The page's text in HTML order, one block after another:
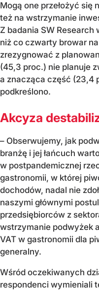
Mogą one przełożyć się
też na wstrzymanie
Z badania SW Research
niż co czwarty browar
zrezygnować z
(45,3 proc.) nie planuje
a znacząca część (23,4
podkreślono.
Akcyza
– Obserwujemy, jak
branżę i jej łańcuch
w postpandemicznej
gastronomii, w której
dochodów, nadal nie
naszymi głównymi
przedsiębiorców z
wstrzymanie podwyżek
VAT w gastronomii dla
generalny.
Wśród oczekiwanych
respondenci wymieniali